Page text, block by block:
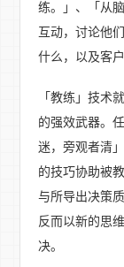
练。」、「从
互动，讨论他
什么，以及客
「教练」技术
的强效武器。
迷，旁观者清
的技巧协助被
与所导出决策
反而以新的思
决。